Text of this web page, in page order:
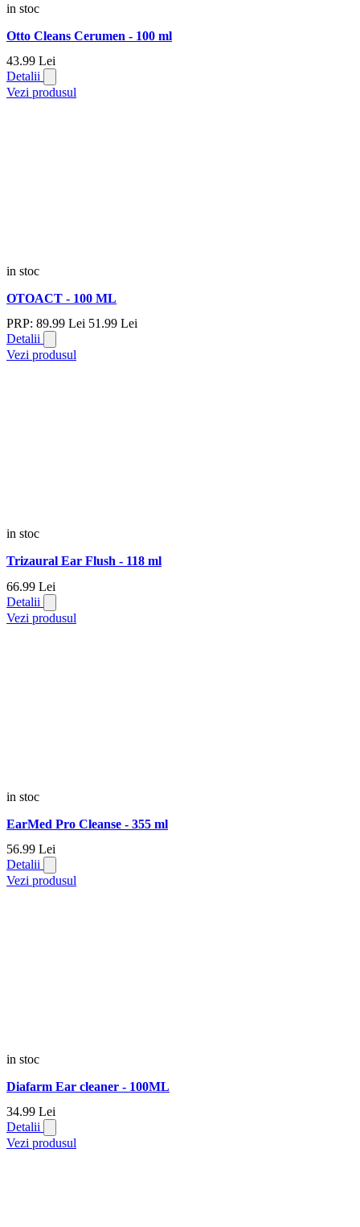
in stoc
Otto Cleans Cerumen - 100 ml
43.99 Lei
Detalii
Vezi produsul
in stoc
OTOACT - 100 ML
PRP: 89.99 Lei 51.99 Lei
Detalii
Vezi produsul
in stoc
Trizaural Ear Flush - 118 ml
66.99 Lei
Detalii
Vezi produsul
in stoc
EarMed Pro Cleanse - 355 ml
56.99 Lei
Detalii
Vezi produsul
in stoc
Diafarm Ear cleaner - 100ML
34.99 Lei
Detalii
Vezi produsul